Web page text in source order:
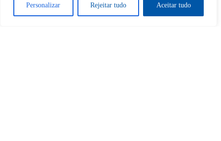
Personalizar Rejeitar tudo Aceitar tudo